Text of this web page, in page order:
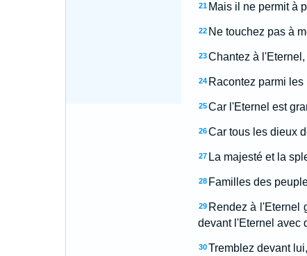
21 Mais il ne permit à
22 Ne touchez pas à
23 Chantez à
24 Racontez parmi
25 Car l'Eternel est
26 Car tous les dieux
27 La majesté et la
28 Familles des
29 Rendez à l'Eternel
devant l'Eternel avec
30 Tremblez devant